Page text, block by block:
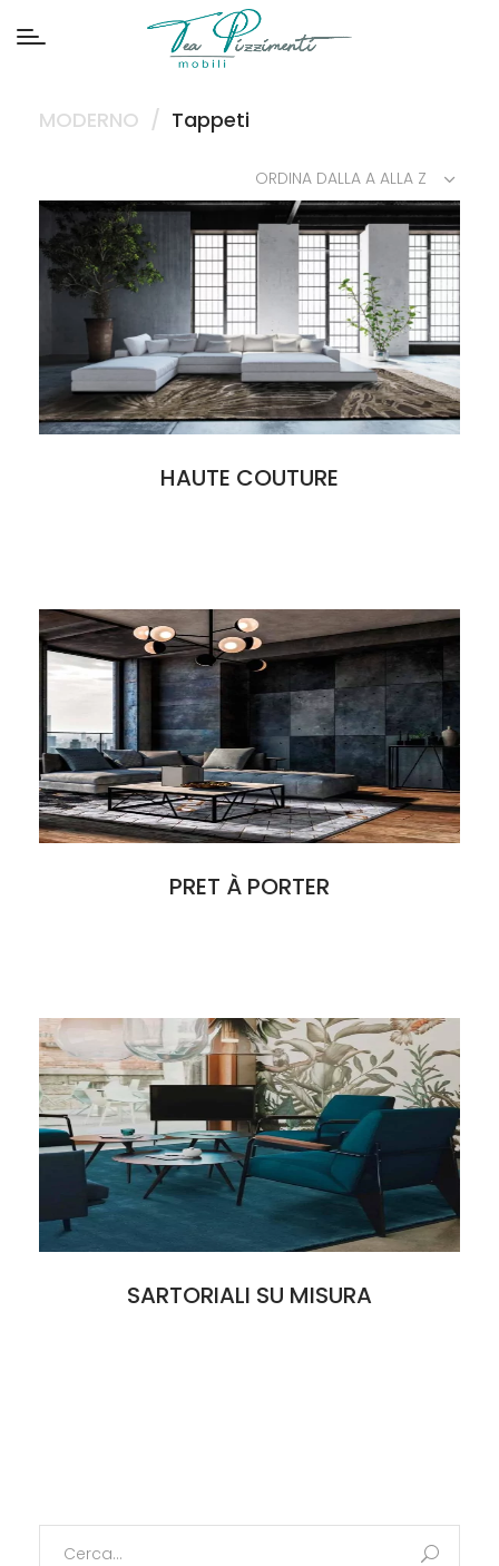
MODERNO / Tappeti
ORDINA DALLA A ALLA Z
HAUTE COUTURE
PRET À PORTER
SARTORIALI SU MISURA